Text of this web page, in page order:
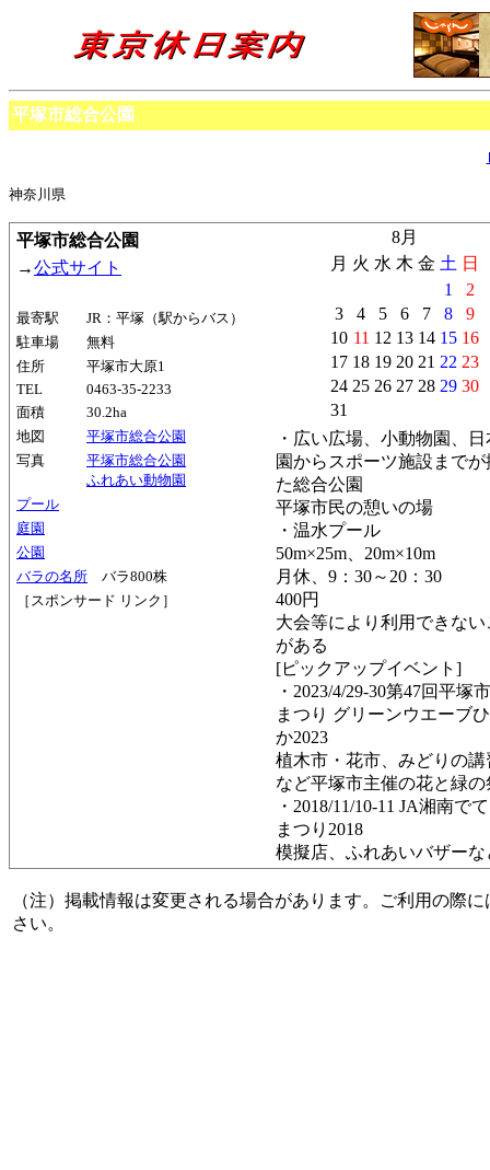
平塚市総合公園
神奈川県
平塚市総合公園
→公式サイト
最寄駅
JR：平塚（駅からバス）
駐車場
無料
住所
平塚市大原1
TEL
0463-35-2233
面積
30.2ha
地図
平塚市総合公園
写真
平塚市総合公園
ふれあい動物園
プール
庭園
公園
バラの名所 バラ800株
［スポンサード リンク］
8月
月 火 水 木 金 土 日
1
2
3
4 5 6 7 8
9
10 11 12 13 14 15 16
17 18 19 20 21 22 23
24 25 26 27 28 29 30
31
・広い広場、小動物園、
園からスポーツ施設までが
た総合公園
平塚市民の憩いの場
・温水プール
50m×25m、20m×10m
月休、9：30～20：30
400円
大会等により利用できない
がある
[ピックアップイベント]
・2023/4/29-30第47回平塚
まつり グリーンウエーブ
か2023
植木市・花市、みどりの講
など平塚市主催の花と緑の
・2018/11/10-11 JA湘南で
まつり2018
模擬店、ふれあいバザーな
（注）掲載情報は変更される場合があります。ご利用の際
さい。